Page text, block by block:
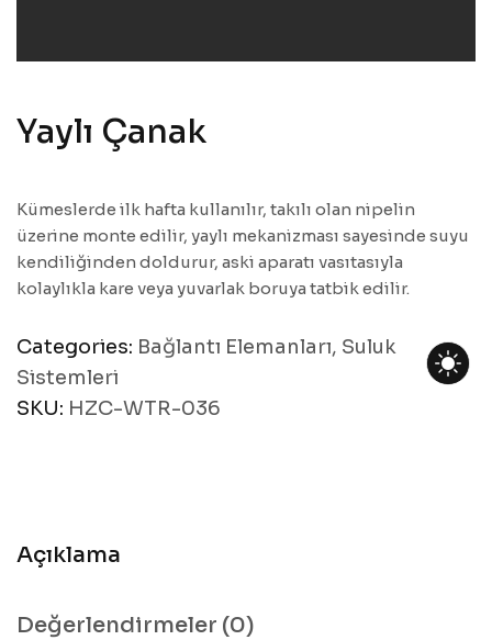
Yaylı Çanak
Kümeslerde ilk hafta kullanılır, takılı olan nipelin
üzerine monte edilir, yaylı mekanizması sayesinde suyu
kendiliğinden doldurur, aski aparatı vasıtasıyla
kolaylıkla kare veya yuvarlak boruya tatbik edilir.
Categories: Bağlantı Elemanları, Suluk
Sistemleri
SKU: HZC-WTR-036
Açıklama
Değerlendirmeler (0)